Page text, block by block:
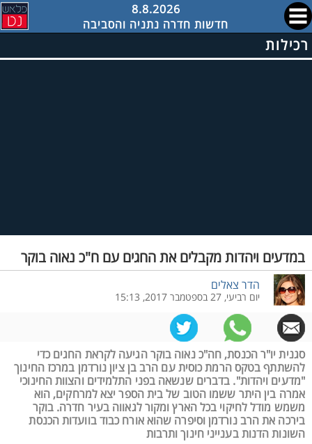
8.8.2026
חדשות חדרה נתניה והסביבה
רכילות
במדעים ויהדות מקבלים את החגים עם ח"כ נאוה בוקר
הדר צאלים
יום רביעי, 27 בספטמבר 2017, 15:13
סגנית יו"ר הכנסת, חה"כ נאוה בוקר הגיעה לקראת החגים כדי
להשתתף בטקס הרמת כוסית עם הרב בן ציון נורדמן במרכז החינוך
"מדעים ויהדות". בדברים שנשאה בפני התלמידים והצוות החינוכי
אמרה בין היתר ששמו הטוב של בית הספר יצא למרחקים, הוא
משמש מודל לחיקוי בכל הארץ ומקור לגאווה בעיר חדרה. בוקר
בירכה את הרב נורדמן וסיפרה שהוא אורח כבוד בוועדות הכנסת
השונות הדנות בענייני חינוך ותרבות